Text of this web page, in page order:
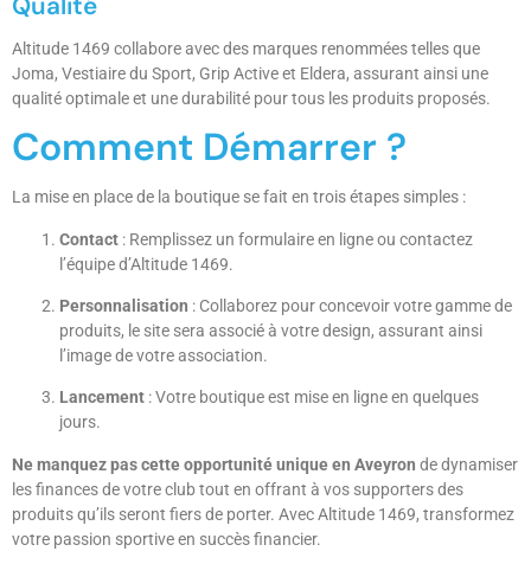
Altitude 1469 collabore avec des marques renommées telles que
Joma, Vestiaire du Sport, Grip Active et Eldera, assurant ainsi une
qualité optimale et une durabilité pour tous les produits proposés.
Comment Démarrer ?
La mise en place de la boutique se fait en trois étapes simples :
Contact : Remplissez un formulaire en ligne ou contactez
l’équipe d’Altitude 1469.
Personnalisation : Collaborez pour concevoir votre gamme de
produits, le site sera associé à votre design, assurant ainsi
l’image de votre association.
Lancement : Votre boutique est mise en ligne en quelques
jours.
Ne manquez pas cette opportunité unique en Aveyron de dynamiser
les finances de votre club tout en offrant à vos supporters des
produits qu’ils seront fiers de porter. Avec Altitude 1469, transformez
votre passion sportive en succès financier.